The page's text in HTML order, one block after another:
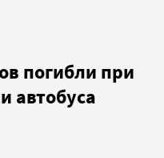
погибли при
автобуса